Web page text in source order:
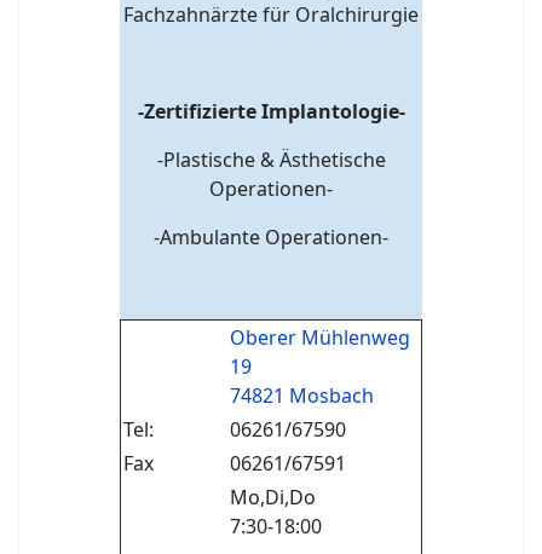
Fachzahnärzte für Oralchirurgie
-Zertifizierte Implantologie-
-Plastische & Ästhetische
Operationen-
-Ambulante Operationen-
Oberer Mühlenweg
19
74821 Mosbach
Tel:
06261/67590
Fax
06261/67591
Mo,Di,Do
7:30-18:00